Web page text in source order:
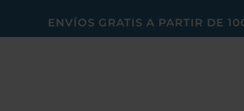
ENVÍOS GRATIS A PARTIR DE